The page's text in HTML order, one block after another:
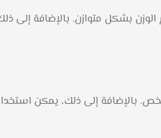
بشكل متوازن. بالإضافة إلى
بالإضافة إلى ذلك، يمكن